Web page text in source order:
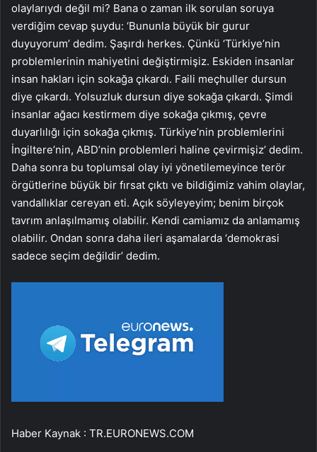
olaylarıydı değil mi? Bana o zaman ilk sorulan soruya
verdiğim cevap şuydu: ‘Bununla büyük bir gurur
duyuyorum’ dedim. Şaşırdı herkes. Çünkü ‘Türkiye’nin
problemlerinin mahiyetini değiştirmişiz. Eskiden insanlar
insan hakları için sokağa çıkardı. Faili meçhuller dursun
diye çıkardı. Yolsuzluk dursun diye sokağa çıkardı. Şimdi
insanlar ağacı kestirmem diye sokağa çıkmış, çevre
duyarlılığı için sokağa çıkmış. Türkiye’nin problemlerini
İngiltere’nin, ABD’nin problemleri haline çevirmişiz’ dedim.
Daha sonra bu toplumsal olay iyi yönetilemeyince terör
örgütlerine büyük bir fırsat çıktı ve bildiğimiz vahim olaylar,
vandallıklar cereyan eti. Açık söyleyeyim; benim birçok
tavrım anlaşılmamış olabilir. Kendi camiamız da anlamamış
olabilir. Ondan sonra daha ileri aşamalarda ‘demokrasi
sadece seçim değildir’ dedim.
Haber Kaynak : TR.EURONEWS.COM